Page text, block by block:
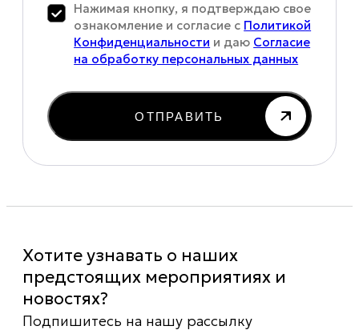
Нажимая кнопку, я подтверждаю свое
ознакомление и согласие с Политикой
Конфиденциальности и даю Согласие
на обработку персональных данных
ОТПРАВИТЬ
Хотите узнавать о наших
предстоящих мероприятиях и
новостях?
Подпишитесь на нашу рассылку